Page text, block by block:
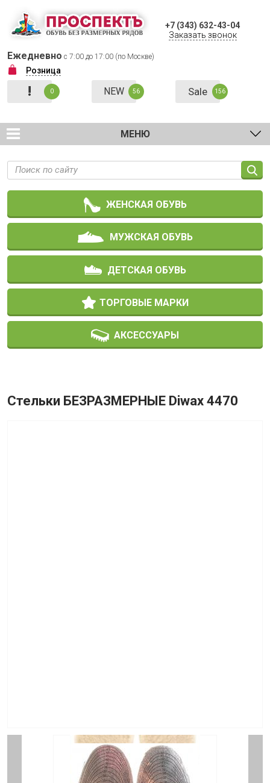
+7 (343) 632-43-04
Заказать звонок
Ежедневно с 7:00 до 17:00 (по Москве)
Розница
! 0 NEW 56 Sale 156
МЕНЮ
ЖЕНСКАЯ ОБУВЬ
МУЖСКАЯ ОБУВЬ
ДЕТСКАЯ ОБУВЬ
ТОРГОВЫЕ МАРКИ
АКСЕССУАРЫ
Стельки БЕЗРАЗМЕРНЫЕ Diwax 4470